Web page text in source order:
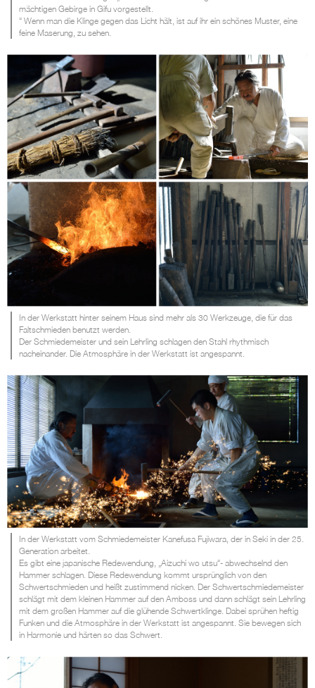
mächtigen Gebirge in Gifu vorgestellt.
“ Wenn man die Klinge gegen das Licht hält, ist auf ihr ein schönes Muster, eine
feine Maserung, zu sehen.
In der Werkstatt hinter seinem Haus sind mehr als 30 Werkzeuge, die für das
Faltschmieden benutzt werden.
Der Schmiedemeister und sein Lehrling schlagen den Stahl rhythmisch
nacheinander. Die Atmosphäre in der Werkstatt ist angespannt.
In der Werkstatt vom Schmiedemeister Kanefusa Fujiwara, der in Seki in der 25.
Generation arbeitet.
Es gibt eine japanische Redewendung, „Aizuchi wo utsu“- abwechselnd den
Hammer schlagen. Diese Redewendung kommt ursprünglich von den
Schwertschmieden und heißt zustimmend nicken. Der Schwertschmiedemeister
schlägt mit dem kleinen Hammer auf den Amboss und dann schlägt sein Lehrling
mit dem großen Hammer auf die glühende Schwertklinge. Dabei sprühen heftig
Funken und die Atmosphäre in der Werkstatt ist angespannt. Sie bewegen sich
in Harmonie und härten so das Schwert.